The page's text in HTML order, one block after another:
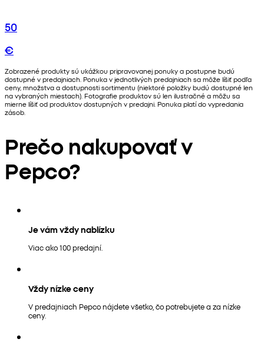
50
€
Zobrazené produkty sú ukážkou pripravovanej ponuky a postupne budú
dostupné v predajniach. Ponuka v jednotlivých predajniach sa môže líšiť podľa
ceny, množstva a dostupnosti sortimentu (niektoré položky budú dostupné len
na vybraných miestach). Fotografie produktov sú len ilustračné a môžu sa
mierne líšiť od produktov dostupných v predajni. Ponuka platí do vypredania
zásob.
Prečo nakupovať v
Pepco?
Je vám vždy nablízku
Viac ako 100 predajní.
Vždy nízke ceny
V predajniach Pepco nájdete všetko, čo potrebujete a za nízke
ceny.